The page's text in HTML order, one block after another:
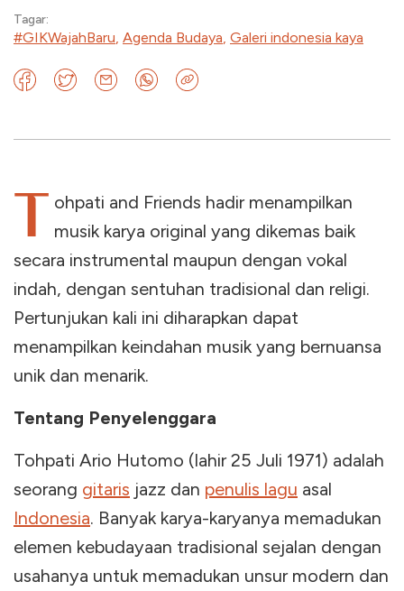
Tagar:
#GIKWajahBaru, Agenda Budaya, Galeri indonesia kaya
T
ohpati and Friends hadir menampilkan
musik karya original yang dikemas baik
secara instrumental maupun dengan vokal
indah, dengan sentuhan tradisional dan religi.
Pertunjukan kali ini diharapkan dapat
menampilkan keindahan musik yang bernuansa
unik dan menarik.
Tentang Penyelenggara
Tohpati Ario Hutomo (lahir 25 Juli 1971) adalah
seorang gitaris jazz dan penulis lagu asal
Indonesia. Banyak karya-karyanya memadukan
elemen kebudayaan tradisional sejalan dengan
usahanya untuk memadukan unsur modern dan